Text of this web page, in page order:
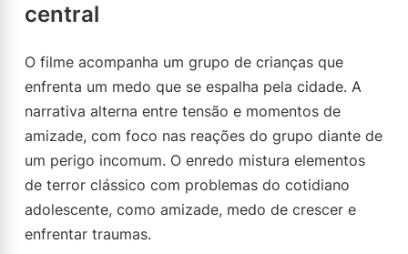
central
O filme acompanha um grupo de crianças que
enfrenta um medo que se espalha pela cidade. A
narrativa alterna entre tensão e momentos de
amizade, com foco nas reações do grupo diante de
um perigo incomum. O enredo mistura elementos
de terror clássico com problemas do cotidiano
adolescente, como amizade, medo de crescer e
enfrentar traumas.